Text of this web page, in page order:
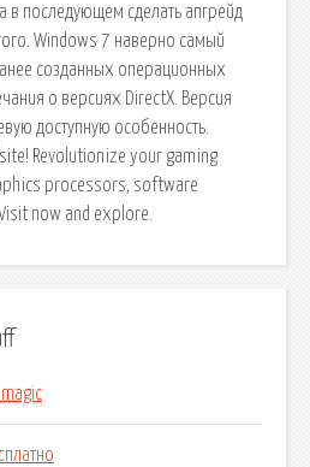
в последующем сделать апгрейд
Windows 7 наверно самый
созданных операционных
о версиях DirectX. Версия
доступную особенность.
Revolutionize your gaming
processors, software
now and explore.